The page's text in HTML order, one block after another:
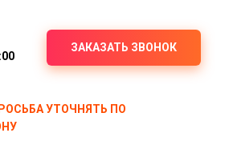
ЗАКАЗАТЬ ЗВОНОК
УТОЧНЯТЬ ПО